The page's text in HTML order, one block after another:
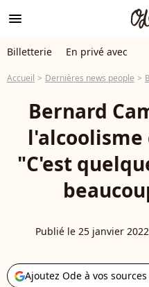
menu
Billetterie En privé avec
Accueil Dernières news people
Bernard
l'alcoolisme
"C'est
Publié le 25 janvier
Ajoutez Ode à vos